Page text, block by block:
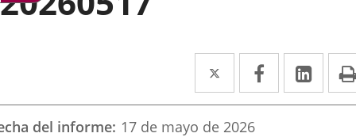
Twitter
Enlace
a
una
Facebook
Enlace
a
a
del informe 17 de mayo de 2026